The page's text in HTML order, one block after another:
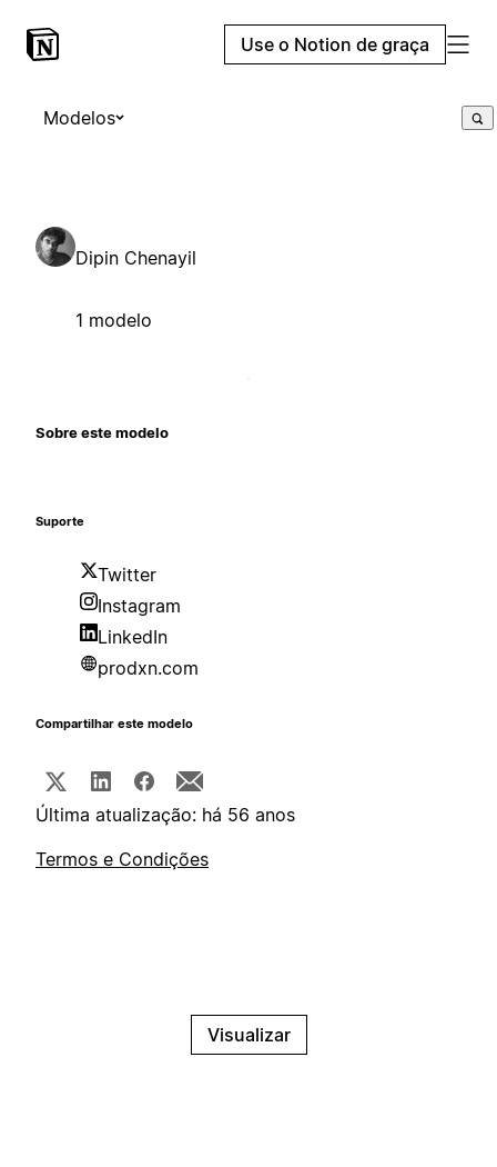
Use o Notion de graça
Modelos
Dipin Chenayil
1 modelo
Sobre este modelo
Suporte
Twitter
Instagram
LinkedIn
prodxn.com
Compartilhar este modelo
Última atualização: há 56 anos
Termos e Condições
Visualizar